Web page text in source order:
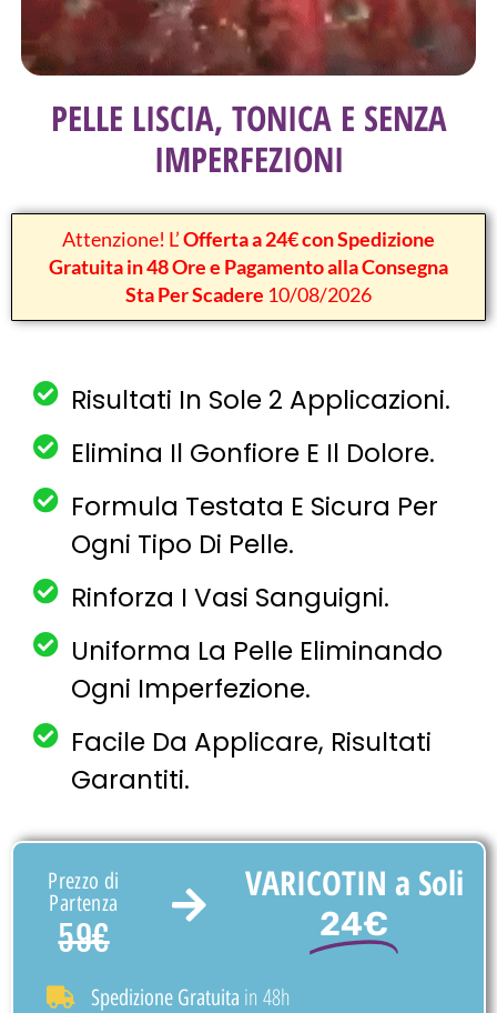
PELLE LISCIA, TONICA E SENZA
IMPERFEZIONI
Attenzione! L’Offerta a 24€ con Spedizione
Gratuita in 48 Ore e Pagamento alla Consegna
Sta Per Scadere 10/08/2026
Risultati In Sole 2 Applicazioni.
Elimina Il Gonfiore E Il Dolore.
Formula Testata E Sicura Per
Ogni Tipo Di Pelle.
Rinforza I Vasi Sanguigni.
Uniforma La Pelle Eliminando
Ogni Imperfezione.
Facile Da Applicare, Risultati
Garantiti.
Prezzo di
Partenza
59€
VARICOTIN a Soli
24€
Spedizione Gratuita in 48h